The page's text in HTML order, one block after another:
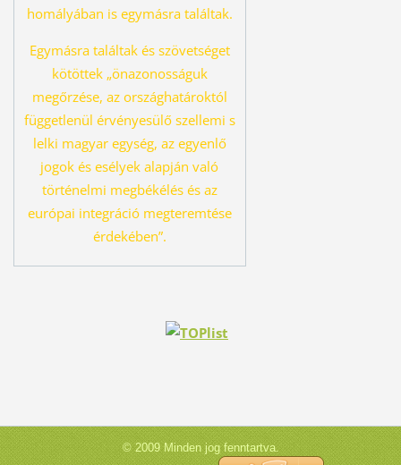
homályában is egymásra találtak.
Egymásra találtak és szövetséget
kötöttek „önazonosságuk
megőrzése, az országhatároktól
függetlenül érvényesülő szellemi s
lelki magyar egység, az egyenlő
jogok és esélyek alapján való
történelmi megbékélés és az
európai integráció megteremtése
érdekében”.
© 2009 Minden jog fenntartva.